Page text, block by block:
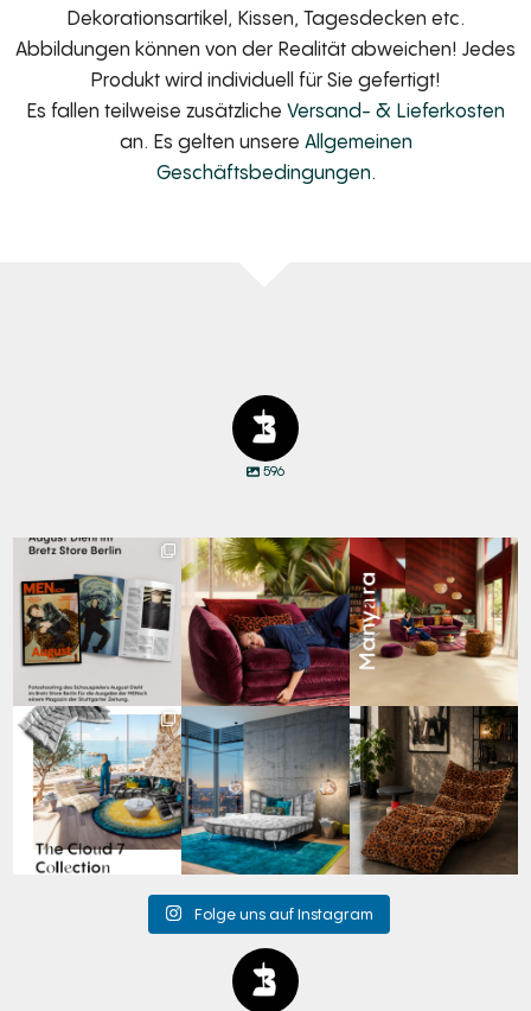
Dekorationsartikel, Kissen, Tagesdecken etc.
Abbildungen können von der Realität abweichen! Jedes
Produkt wird individuell für Sie gefertigt!
Es fallen teilweise zusätzliche Versand- & Lieferkosten
an. Es gelten unsere Allgemeinen
Geschäftsbedingungen.
596
Zwischen Charakter
und Design:
Schauspieler August...
42 7
Den Kopf anlehnen. Die
Gedanken auf Reisen...
69 2
Manyara. Inspiriert von
der Weite Afrikas....
59 2
Für jeden Lieblingsplatz
die passende Cloud.
☁️...
63 1
Cloud 7 – nicht nur zum
Sitzen, sondern auch
zum...
151 3
A bold statement. A
quiet retreat.
Mit unserem...
205 4
Folge uns auf Instagram